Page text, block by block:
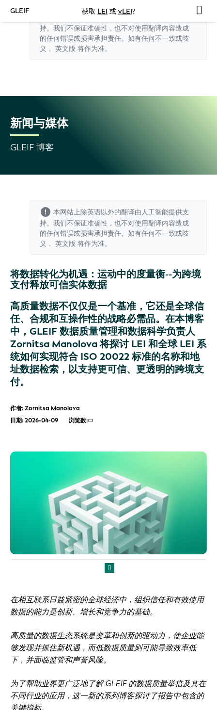
GLEIF 获取 LEI 或 vLEI?
本网站上除英语以外的翻译由人工智能提供支
持。我们不保证准确性，也不对使用翻译内容造成
的任何错误或损害承担责任。如有任何不一致或歧
义， 英文版 将作为准。
新闻与媒体
GLEIF 博客
本网站上除英语以外的翻译由人工智能提供支
持。我们不保证准确性，也不对使用翻译内容造成
的任何错误或损害承担责任。如有任何不一致或歧
义， 英文版 将作为准。
将数据转化为机遇：运动中的度量衡--为跨境
支付释放可信实体数据
高质量数据不仅仅是一个基准，它还是全球信
任、合规和互操作性的战略必需品。在本博客
中，GLEIF 数据质量管理和数据科学负责人
Zornitsa Manolova 将探讨 LEI 和全球 LEI 系
统如何实现符合 ISO 20022 标准的名称和地
址数据检索，以支持更可信、更透明的跨境支
付。
作者: Zornitsa Manolova
日期: 2026-04-09
浏览数:
在相互联系日益紧密的全球经济中，组织信任和有效使用
数据的能力是创新、增长和竞争力的基础。
高质量的数据生态系统是变革和创新的驱动力，使企业能
够发现并抓住新机遇，而低数据质量则可能导致效率低
下，并面临监管和声誉风险。
为了帮助业界更广泛地了解 GLEIF 的数据质量举措及其在
不同行业的应用，这一新的系列博客探讨了报告中包含的